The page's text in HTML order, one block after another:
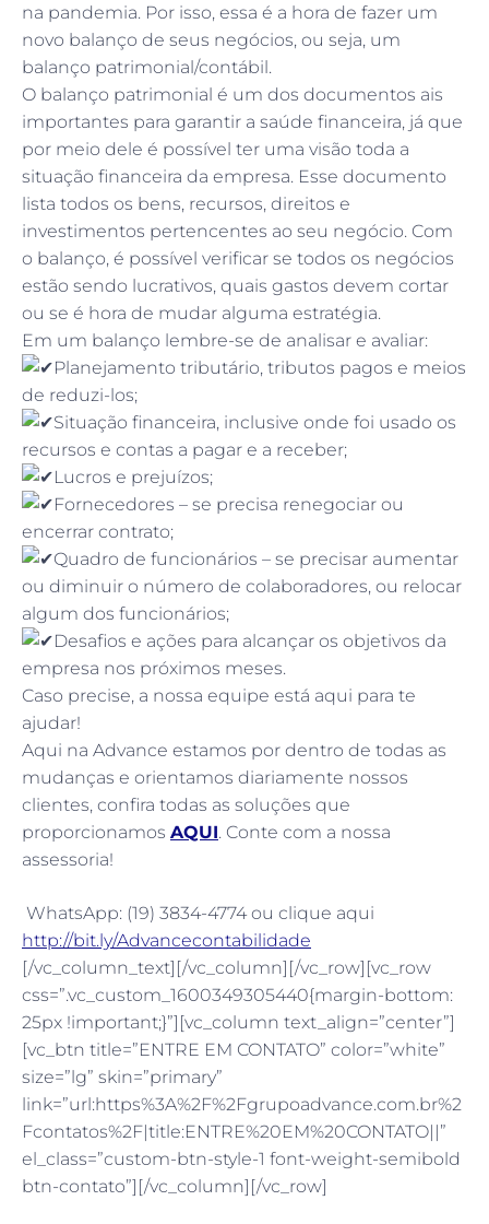
na pandemia. Por isso, essa é a hora de fazer um
novo balanço de seus negócios, ou seja, um
balanço patrimonial/contábil.
O balanço patrimonial é um dos documentos ais
importantes para garantir a saúde financeira, já que
por meio dele é possível ter uma visão toda a
situação financeira da empresa. Esse documento
lista todos os bens, recursos, direitos e
investimentos pertencentes ao seu negócio. Com
o balanço, é possível verificar se todos os negócios
estão sendo lucrativos, quais gastos devem cortar
ou se é hora de mudar alguma estratégia.
Em um balanço lembre-se de analisar e avaliar:
Planejamento tributário, tributos pagos e meios
de reduzi-los;
Situação financeira, inclusive onde foi usado os
recursos e contas a pagar e a receber;
Lucros e prejuízos;
Fornecedores – se precisa renegociar ou
encerrar contrato;
Quadro de funcionários – se precisar aumentar
ou diminuir o número de colaboradores, ou relocar
algum dos funcionários;
Desafios e ações para alcançar os objetivos da
empresa nos próximos meses.
Caso precise, a nossa equipe está aqui para te
ajudar!
Aqui na Advance estamos por dentro de todas as
mudanças e orientamos diariamente nossos
clientes, confira todas as soluções que
proporcionamos AQUI. Conte com a nossa
assessoria!
WhatsApp: (19) 3834-4774 ou clique aqui
http://bit.ly/Advancecontabilidade
[/vc_column_text][/vc_column][/vc_row][vc_row
css=”.vc_custom_1600349305440{margin-bottom:
25px !important;}”][vc_column text_align=”center”]
[vc_btn title=”ENTRE EM CONTATO” color=”white”
size=”lg” skin=”primary”
link=”url:https%3A%2F%2Fgrupoadvance.com.br%2
Fcontatos%2F|title:ENTRE%20EM%20CONTATO||”
el_class=”custom-btn-style-1 font-weight-semibold
btn-contato”][/vc_column][/vc_row]